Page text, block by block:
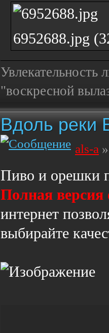
6952688.jpg
Увлекательность
"воскресной
Вдоль реки
als-a
Пиво и орешки
Полная
интернет
выбирайте